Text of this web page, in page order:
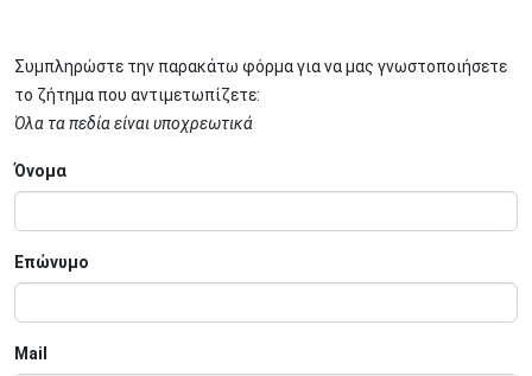
Συμπληρώστε την παρακάτω φόρμα για να μας γνωστοποιήσετε
το ζήτημα που αντιμετωπίζετε:
Όλα τα πεδία είναι υποχρεωτικά
Όνομα
Επώνυμο
Mail